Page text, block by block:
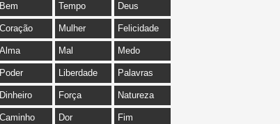
Bem Tempo Deus
Coração Mulher Felicidade
Alma Mal Medo
Poder Liberdade Palavras
Dinheiro Força Natureza
Caminho Dor Fim